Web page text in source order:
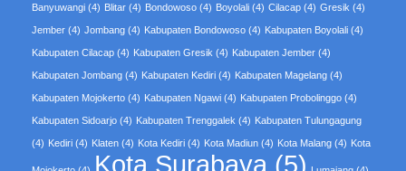
Banyuwangi (4) Blitar (4) Bondowoso (4) Boyolali (4) Cilacap (4) Gresik (4)
Jember (4) Jombang (4) Kabupaten Bondowoso (4) Kabupaten Boyolali (4)
Kabupaten Cilacap (4) Kabupaten Gresik (4) Kabupaten Jember (4)
Kabupaten Jombang (4) Kabupaten Kediri (4) Kabupaten Magelang (4)
Kabupaten Mojokerto (4) Kabupaten Ngawi (4) Kabupaten Probolinggo (4)
Kabupaten Sidoarjo (4) Kabupaten Trenggalek (4) Kabupaten Tulungagung
(4) Kediri (4) Klaten (4) Kota Kediri (4) Kota Madiun (4) Kota Malang (4) Kota
Kota Surabaya (5)